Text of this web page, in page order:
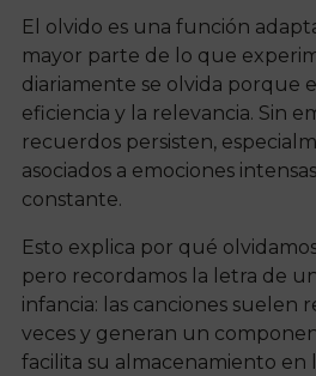
El olvido es una función
mayor parte de lo que
diariamente se olvida porque
eficiencia y la relevancia. Sin
recuerdos persisten,
asociados a emociones
constante.
Esto explica por qué
pero recordamos la letra de
infancia: las canciones suelen
veces y generan un
facilita su almacenamiento en